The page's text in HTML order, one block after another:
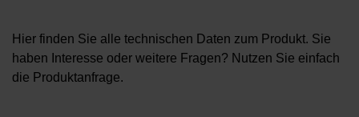
Hier finden Sie alle technischen Daten zum Produkt. Sie
haben Interesse oder weitere Fragen? Nutzen Sie einfach
die Produktanfrage.